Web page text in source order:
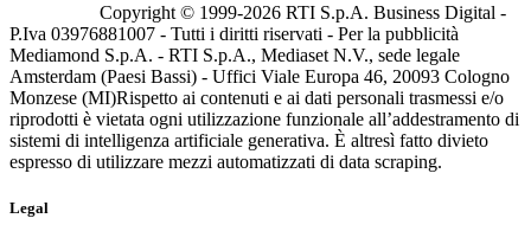
Copyright © 1999-2026 RTI S.p.A. Business Digital -
P.Iva 03976881007 - Tutti i diritti riservati - Per la pubblicità
Mediamond S.p.A. - RTI S.p.A., Mediaset N.V., sede legale
Amsterdam (Paesi Bassi) - Uffici Viale Europa 46, 20093 Cologno
Monzese (MI)Rispetto ai contenuti e ai dati personali trasmessi e/o
riprodotti è vietata ogni utilizzazione funzionale all’addestramento di
sistemi di intelligenza artificiale generativa. È altresì fatto divieto
espresso di utilizzare mezzi automatizzati di data scraping.
Legal